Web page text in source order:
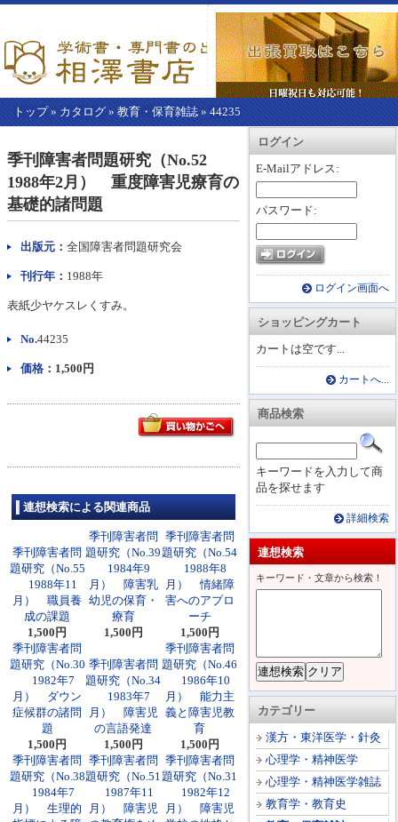
トップ» カタログ » 教育・保育雑誌 » 44235
カートを見る
ログイン
E-Mailアドレス:
パスワード:
ログイン画面へ
ショッピングカート
カートは空です...
カートへ...
商品検索
キーワードを入力して商
品を探せます
詳細検索
連想検索
キーワード・文章から検索！
カテゴリー
漢方・東洋医学・針灸
心理学・精神医学
心理学・精神医学雑誌
教育学・教育史
こ
か
ら
本
文】
季刊障害者問題研究（No.52
1988年2月） 重度障害児療育の
基礎的諸問題
出版元： 全国障害者問題研究会
刊行年： 1988年
表紙少ヤケスレくすみ。
No.44235
価格： 1,500円
連想検索による関連商品
季刊障害者問
題研究（No.55
1988年11
月） 職員養
成の課題
1,500円
季刊障害者問
題研究（No.39
1984年9
月） 障害乳
幼児の保育・
療育
1,500円
季刊障害者問
題研究（No.54
1988年8
月） 情緒障
害へのアプロ
ーチ
1,500円
季刊障害者問
題研究（No.30
1982年7
月） ダウン
症候群の諸問
題
1,500円
季刊障害者問
題研究（No.34
1983年7
月） 障害児
の言語発達
1,500円
季刊障害者問
題研究（No.46
1986年10
月） 能力主
義と障害児教
育
1,500円
季刊障害者問
題研究（No.38
1984年7
月） 生理的
季刊障害者問
題研究（No.51
1987年11
月） 障害児
季刊障害者問
題研究（No.31
1982年12
月） 障害児